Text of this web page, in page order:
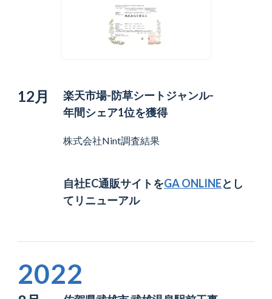
12月
楽天市場-防草シートジャンル-
年間シェア1位を獲得
株式会社Nint調査結果
自社EC通販サイトをGA ONLINEとし
てリニューアル
2022